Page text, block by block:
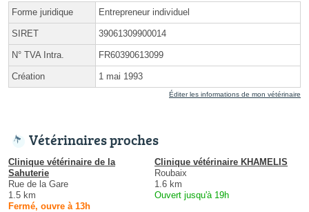
Forme juridique Entrepreneur individuel
SIRET 39061309900014
N° TVA Intra. FR60390613099
Création 1 mai 1993
Éditer les informations de mon vétérinaire
Vétérinaires proches
Clinique vétérinaire de la
Sahuterie
Rue de la Gare
1.5 km
Fermé, ouvre à 13h
Clinique vétérinaire KHAMELIS
Roubaix
1.6 km
Ouvert jusqu'à 19h